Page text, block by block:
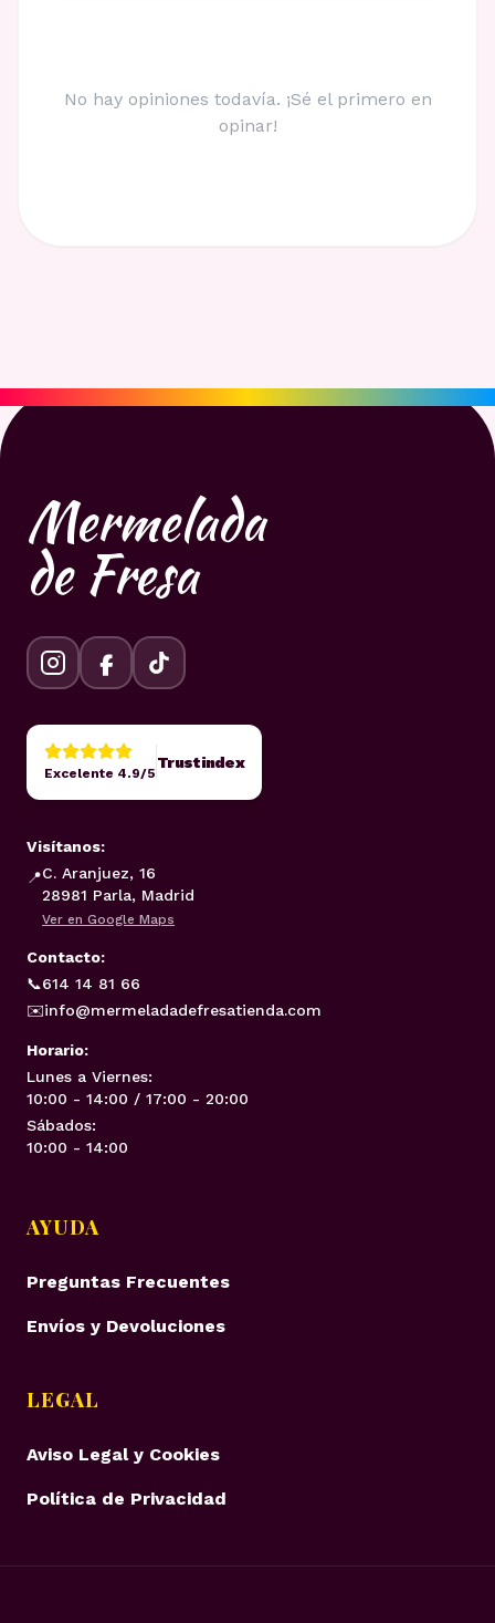
No hay opiniones todavía. ¡Sé el primero en
opinar!
Mermelada
de Fresa
Excelente 4.9/5
Trustindex
Visítanos:
📍C. Aranjuez, 16
28981 Parla, Madrid
Ver en Google Maps
Contacto:
📞614 14 81 66
✉️info@mermeladadefresatienda.com
Horario:
Lunes a Viernes:
10:00 - 14:00 / 17:00 - 20:00
Sábados:
10:00 - 14:00
AYUDA
Preguntas Frecuentes
Envíos y Devoluciones
LEGAL
Aviso Legal y Cookies
Política de Privacidad